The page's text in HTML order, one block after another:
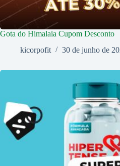
Gota do Himalaia Cupom Desconto
kicorpofit
30 de junho de